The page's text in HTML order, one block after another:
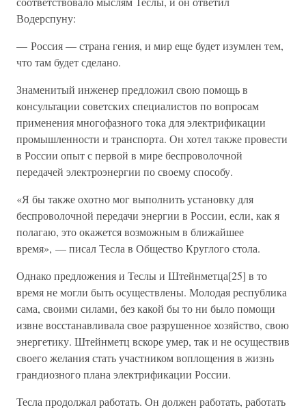
Водерспуну:
— Россия — страна гения, и мир еще будет изумлен тем,
что там будет сделано.
Знаменитый инженер предложил свою помощь в
консультации советских специалистов по вопросам
применения многофазного тока для электрификации
промышленности и транспорта. Он хотел также провести
в России опыт с первой в мире беспроволочной
передачей электроэнергии по своему способу.
«Я бы также охотно мог выполнить установку для
беспроволочной передачи энергии в России, если, как я
полагаю, это окажется возможным в ближайшее
время», — писал Тесла в Общество Круглого стола.
Однако предложения и Теслы и Штейнметца[25] в то
время не могли быть осуществлены. Молодая республика
сама, своими силами, без какой бы то ни было помощи
извне восстанавливала свое разрушенное хозяйство, свою
энергетику. Штейнметц вскоре умер, так и не осуществив
своего желания стать участником воплощения в жизнь
грандиозного плана электрификации России.
Тесла продолжал работать. Он должен работать, работать